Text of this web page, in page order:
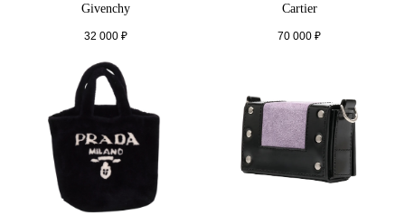
Givenchy
32 000 ₽
Cartier
70 000 ₽